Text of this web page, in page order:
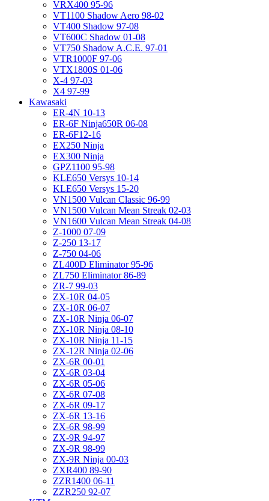
VRX400 95-96
VT1100 Shadow Aero 98-02
VT400 Shadow 97-08
VT600C Shadow 01-08
VT750 Shadow A.C.E. 97-01
VTR1000F 97-06
VTX1800S 01-06
X-4 97-03
X4 97-99
Kawasaki
ER-4N 10-13
ER-6F Ninja650R 06-08
ER-6F12-16
EX250 Ninja
EX300 Ninja
GPZ1100 95-98
KLE650 Versys 10-14
KLE650 Versys 15-20
VN1500 Vulcan Classic 96-99
VN1500 Vulcan Mean Streak 02-03
VN1600 Vulcan Mean Streak 04-08
Z-1000 07-09
Z-250 13-17
Z-750 04-06
ZL400D Eliminator 95-96
ZL750 Eliminator 86-89
ZR-7 99-03
ZX-10R 04-05
ZX-10R 06-07
ZX-10R Ninja 06-07
ZX-10R Ninja 08-10
ZX-10R Ninja 11-15
ZX-12R Ninja 02-06
ZX-6R 00-01
ZX-6R 03-04
ZX-6R 05-06
ZX-6R 07-08
ZX-6R 09-17
ZX-6R 13-16
ZX-6R 98-99
ZX-9R 94-97
ZX-9R 98-99
ZX-9R Ninja 00-03
ZXR400 89-90
ZZR1400 06-11
ZZR250 92-07